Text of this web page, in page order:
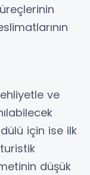
ve
için ise ilk
düşük